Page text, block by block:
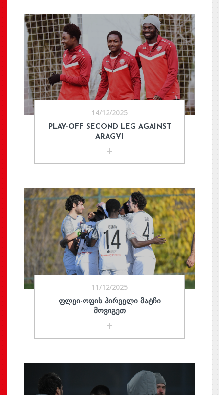
14/12/2025
PLAY-OFF SECOND LEG AGAINST
ARAGVI
11/12/2025
ᲤᲚᲔᲘ-ᲝᲤᲘᲡ ᲞᲘᲠᲕᲔᲚᲘ ᲛᲐᲢᲩᲘ
ᲛᲝᲕᲘᲒᲔᲗ